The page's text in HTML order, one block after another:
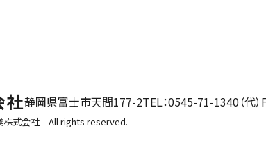
社静岡県富士市天間177-2TEL：0545-71-1340（代
式会社 All rights reserved.